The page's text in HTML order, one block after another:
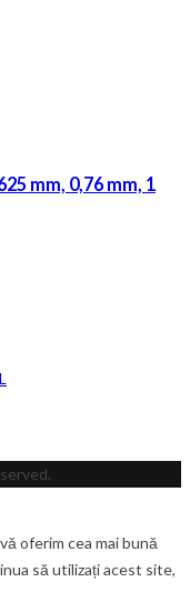
mm, 0,76 mm, 1
oferim cea mai bună
să utilizați acest site,